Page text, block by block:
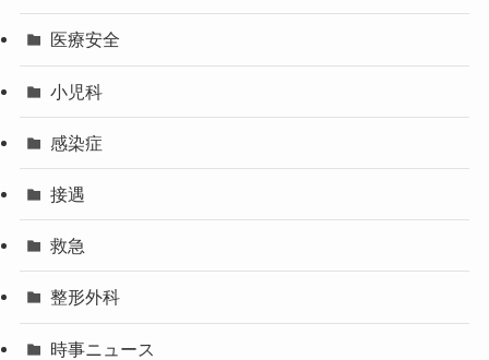
医療安全
小児科
感染症
接遇
救急
整形外科
時事ニュース